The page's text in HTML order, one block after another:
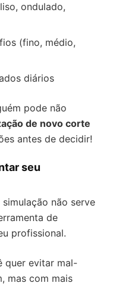
ondulado,
(fino, médio,
diários
pode não
de novo corte
antes de decidir!
seu
não serve
de
profissional.
quer evitar mal-
mas com mais